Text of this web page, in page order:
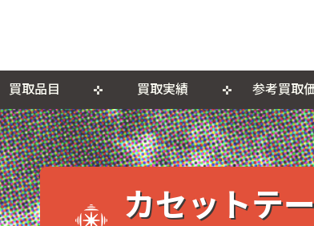
買取品目
ゲーム機本体
レコード
その他関連品
買取実績 参考買取
宅配買取について
ブログ
カセットテ